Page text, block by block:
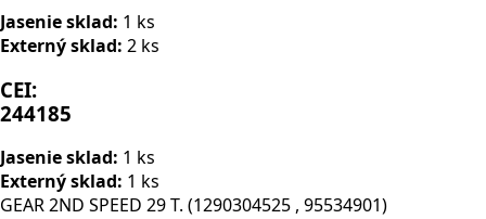
Jasenie sklad: 1 ks
Externý sklad: 2 ks
CEI:
244185
Jasenie sklad: 1 ks
Externý sklad: 1 ks
GEAR 2ND SPEED 29 T. (1290304525 , 95534901)